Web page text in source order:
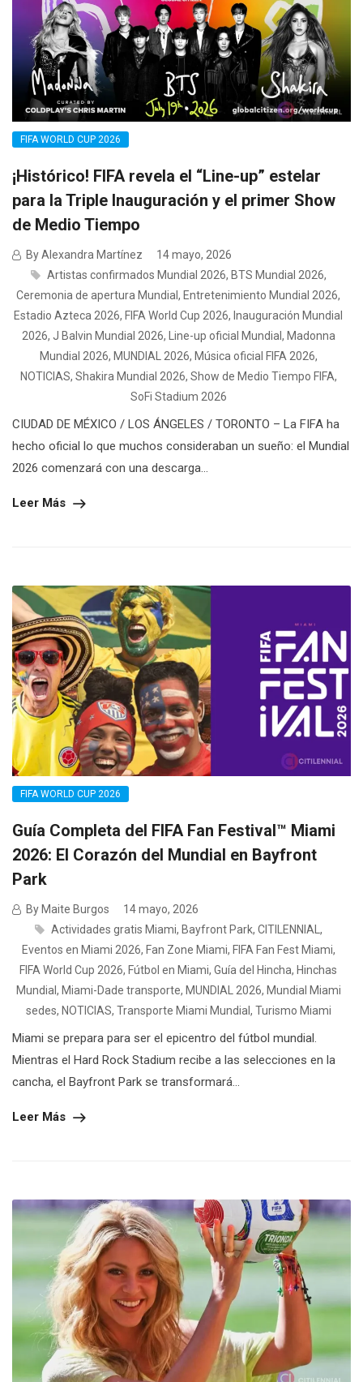
FIFA WORLD CUP 2026
¡Histórico! FIFA revela el “Line-up” estelar
para la Triple Inauguración y el primer Show
de Medio Tiempo
By Alexandra Martínez
14 mayo, 2026
Artistas confirmados Mundial 2026, BTS Mundial 2026,
Ceremonia de apertura Mundial , Entretenimiento Mundial 2026,
Estadio Azteca 2026, FIFA World Cup 2026, Inauguración Mundial
2026, J Balvin Mundial 2026, Line-up oficial Mundial , Madonna
Mundial 2026, MUNDIAL 2026, Música oficial FIFA 2026,
NOTICIAS, Shakira Mundial 2026, Show de Medio Tiempo FIFA,
SoFi Stadium 2026
CIUDAD DE MÉXICO / LOS ÁNGELES / TORONTO – La FIFA ha
hecho oficial lo que muchos consideraban un sueño: el Mundial
2026 comenzará con una descarga...
Leer Más
FIFA WORLD CUP 2026
Guía Completa del FIFA Fan Festival™ Miami
2026: El Corazón del Mundial en Bayfront
Park
By Maite Burgos
14 mayo, 2026
Actividades gratis Miami, Bayfront Park, CITILENNIAL ,
Eventos en Miami 2026, Fan Zone Miami, FIFA Fan Fest Miami,
FIFA World Cup 2026, Fútbol en Miami, Guía del Hincha, Hinchas
Mundial , Miami-Dade transporte, MUNDIAL 2026, Mundial Miami
sedes, NOTICIAS, Transporte Miami Mundial , Turismo Miami
Miami se prepara para ser el epicentro del fútbol mundial.
Mientras el Hard Rock Stadium recibe a las selecciones en la
cancha, el Bayfront Park se transformará...
Leer Más